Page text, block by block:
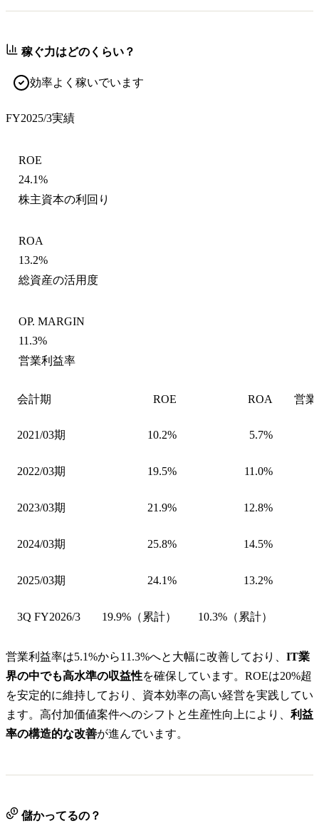
稼ぐ力はどのくらい？
効率よく稼いでいます
FY2025/3実績
ROE
24.1%
株主資本の利回り
ROA
13.2%
総資産の活用度
OP. MARGIN
11.3%
営業利益率
会計期 ROE ROA 営
2021/03期 10.2% 5.7%
2022/03期 19.5% 11.0%
2023/03期 21.9% 12.8%
2024/03期 25.8% 14.5%
2025/03期 24.1% 13.2%
3Q FY2026/3 19.9%（累計） 10.3%（累計）
営業利益率は5.1%から11.3%へと大幅に改善しており、 IT業
界の中でも高水準の収益性を確保しています。ROEは20%超
を安定的に維持しており、資本効率の高い経営を実践してい
ます。高付加価値案件へのシフトと生産性向上により、 利益
率の構造的な改善が進んでいます。
儲かってるの？